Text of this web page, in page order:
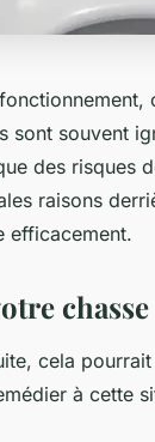
sont souvent
des risques
raisons
efficacement.
chasse
cela
à cette